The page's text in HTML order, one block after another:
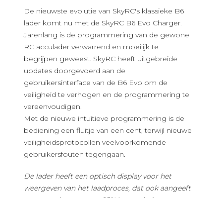
De nieuwste evolutie van SkyRC's klassieke B6
lader komt nu met de SkyRC B6 Evo Charger.
Jarenlang is de programmering van de gewone
RC acculader verwarrend en moeilijk te
begrijpen geweest. SkyRC heeft uitgebreide
updates doorgevoerd aan de
gebruikersinterface van de B6 Evo om de
veiligheid te verhogen en de programmering te
vereenvoudigen.
Met de nieuwe intuïtieve programmering is de
bediening een fluitje van een cent, terwijl nieuwe
veiligheidsprotocollen veelvoorkomende
gebruikersfouten tegengaan.
De lader heeft een optisch display voor het
weergeven van het laadproces, dat ook aangeeft